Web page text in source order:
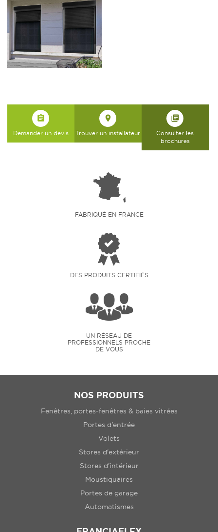
assignment
Demander un devis
place
Trouver un installateur
library_books
Consulter les
brochures
FABRIQUÉ EN FRANCE
DES PRODUITS CERTIFIÉS
UN RÉSEAU DE
PROFESSIONNELS PROCHE
DE VOUS
NOS PRODUITS
Fenêtres, portes-fenêtres & baies vitrées
Portes d'entrée
Volets
Stores d'extérieur
Stores d'intérieur
Moustiquaires
Portes de garage
Automatismes